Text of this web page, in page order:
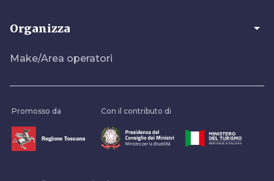
Organizza arrow_drop_down
Make/Area operatori
Promosso da Con il contributo di